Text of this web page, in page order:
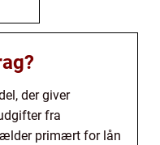
der giver
fra
primært for lån